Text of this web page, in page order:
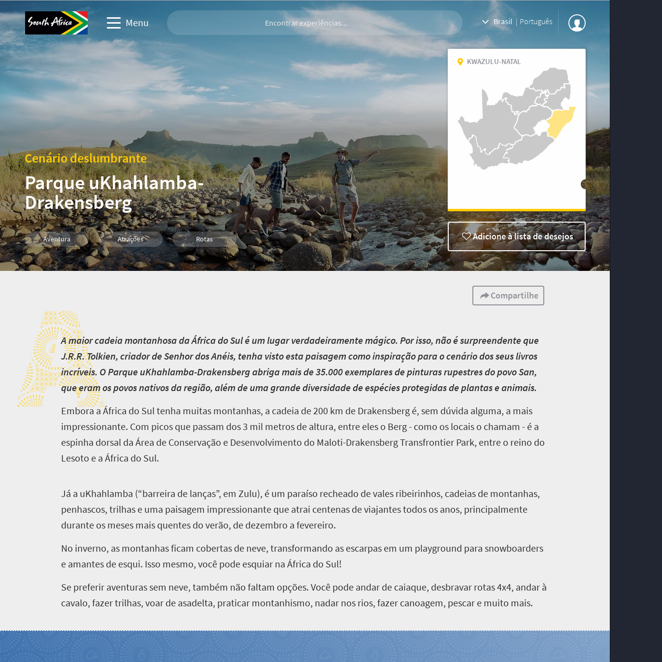
Menu Brasil | Português
Site de viagem
Site de parceiros de troca
Site de eventos de negócios
KWAZULU-NATAL
Cenário deslumbrante
Parque uKhahlamba-
Drakensberg
Aventura Atrações Rotas
Trilhas Camping Família
Adicione à lista de desejos
Compartilhe
A
Amaior cadeia montanhosa da África do Sul é um lugar verdadeiramente mágico. Por isso, não é surpreendente que
J.R.R. Tolkien, criador de Senhor dos Anéis, tenha visto esta paisagem como inspiração para o cenário dos seus livros
incríveis. O Parque uKhahlamba-Drakensberg abriga mais de 35.000 exemplares de pinturas rupestres do povo San,
que eram os povos nativos da região, além de uma grande diversidade de espécies protegidas de plantas e animais.
Embora a África do Sul tenha muitas montanhas, a cadeia de 200 km de Drakensberg é, sem dúvida alguma, a mais
impressionante. Com picos que passam dos 3 mil metros de altura, entre eles o Berg - como os locais o chamam - é a
espinha dorsal da Área de Conservação e Desenvolvimento do Maloti-Drakensberg Transfrontier Park, entre o reino do
Lesoto e a África do Sul.
Já a uKhahlamba (“barreira de lanças”, em Zulu), é um paraíso recheado de vales ribeirinhos, cadeias de montanhas,
penhascos, trilhas e uma paisagem impressionante que atrai centenas de viajantes todos os anos, principalmente
durante os meses mais quentes do verão, de dezembro a fevereiro.
No inverno, as montanhas ficam cobertas de neve, transformando as escarpas em um playground para snowboarders
e amantes de esqui. Isso mesmo, você pode esquiar na África do Sul!
Se preferir aventuras sem neve, também não faltam opções. Você pode andar de caiaque, desbravar rotas 4x4, andar à
cavalo, fazer trilhas, voar de asadelta, praticar montanhismo, nadar nos rios, fazer canoagem, pescar e muito mais.